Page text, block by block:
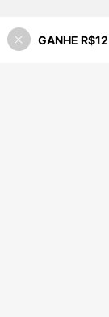
GANHE